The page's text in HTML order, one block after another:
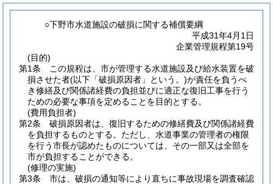
○下野市水道施設の破損に関する補償要綱
平成31年4月1日
企業管理規程第19号
(目的)
第1条
この規程は、市が管理する水道施設及び給水装置を破
損させた者(以下「破損原因者」という。)が責任を負うべ
き修繕及び関係諸経費の負担並びに適正な復旧工事を行う
ための必要な事項を定めることを目的とする。
(費用負担者)
第2条
破損原因者は、復旧するための修繕費及び関係諸経費
を負担するものとする。 ただし、水道事業の管理者の権限
を行う市長が認めたものについては、その一部又は全部を
市が負担することができる。
(修理の実施)
第3条
市は、破損の通知等により直ちに事故現場を調査確認